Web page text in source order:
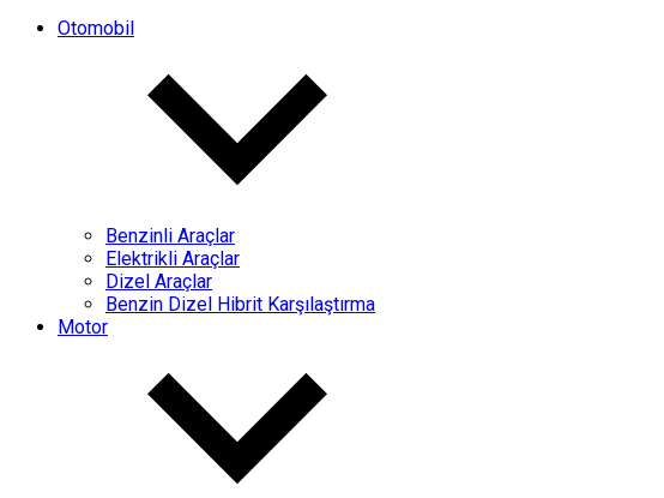
Otomobil
Benzinli Araçlar
Elektrikli Araçlar
Dizel Araçlar
Benzin Dizel Hibrit Karşılaştırma
Motor